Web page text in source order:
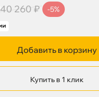
40 260 ₽ -5%
Добавить в корзину
Купить в 1 клик